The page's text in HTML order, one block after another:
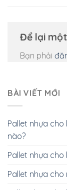
Để lại
Bạn phải
BÀI VIẾT MỚI
Pallet nhựa cho
nào?
Pallet nhựa
Pallet nhựa